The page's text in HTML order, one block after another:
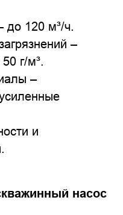
до 120 м³/ч.
–
г/м³.
–
и
насос